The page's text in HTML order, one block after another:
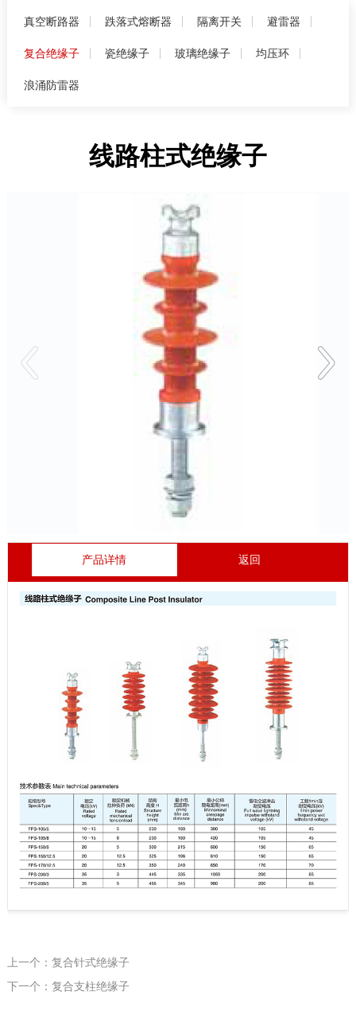
真空断路器 跌落式熔断器 隔离开关 避雷器
复合绝缘子 瓷绝缘子 玻璃绝缘子 均压环
浪涌防雷器
线路柱式绝缘子
产品详情 返回
上一个：复合针式绝缘子
下一个：复合支柱绝缘子